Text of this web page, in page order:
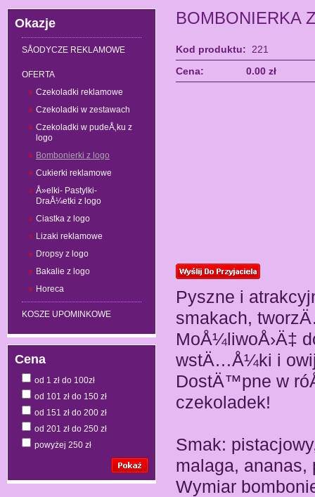
Okazje
SÅODYCZE REKLAMOWE
OFERTA
Czekoladki reklamowe
Czekoladki w zestawach
Czekoladki w pudeÅ‚ku z
logo
Bombonierki z logo
Cukierki reklamowe
Å»elki- Pastylki-
DraÅ¼etki z logo
Ciastka z logo
Lizaki reklamowe
Dropsy z logo
Bakalie z logo
Horeca
KOSZE UPOMINKOWE
Cena
od 1 zł do 100zł
od 101 zł do 150 zł
od 151 zł do 200 zł
od 201 zł do 250 zł
powyżej 250 zł
BOMBONIERKA
Kod produktu: 221
Cena:
0.00 zł
Pyszne i
smakach,
MoÅ¼liwoÅ›Ä‡
wstÄ…Å¼ki i
DostÄ™pne w
czekoladek!
Smak:
malaga, ananas,
Wymiar